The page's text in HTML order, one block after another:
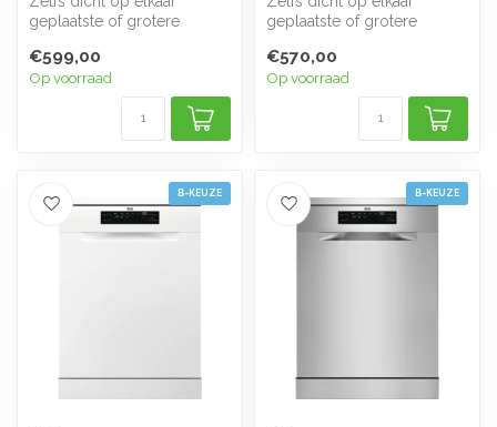
geplaatste of grotere
SatelliteClean...
€599,00
Op voorraad
geplaatste of grotere
SatelliteClean...
€570,00
Op voorraad
B-KEUZE B-KEUZE